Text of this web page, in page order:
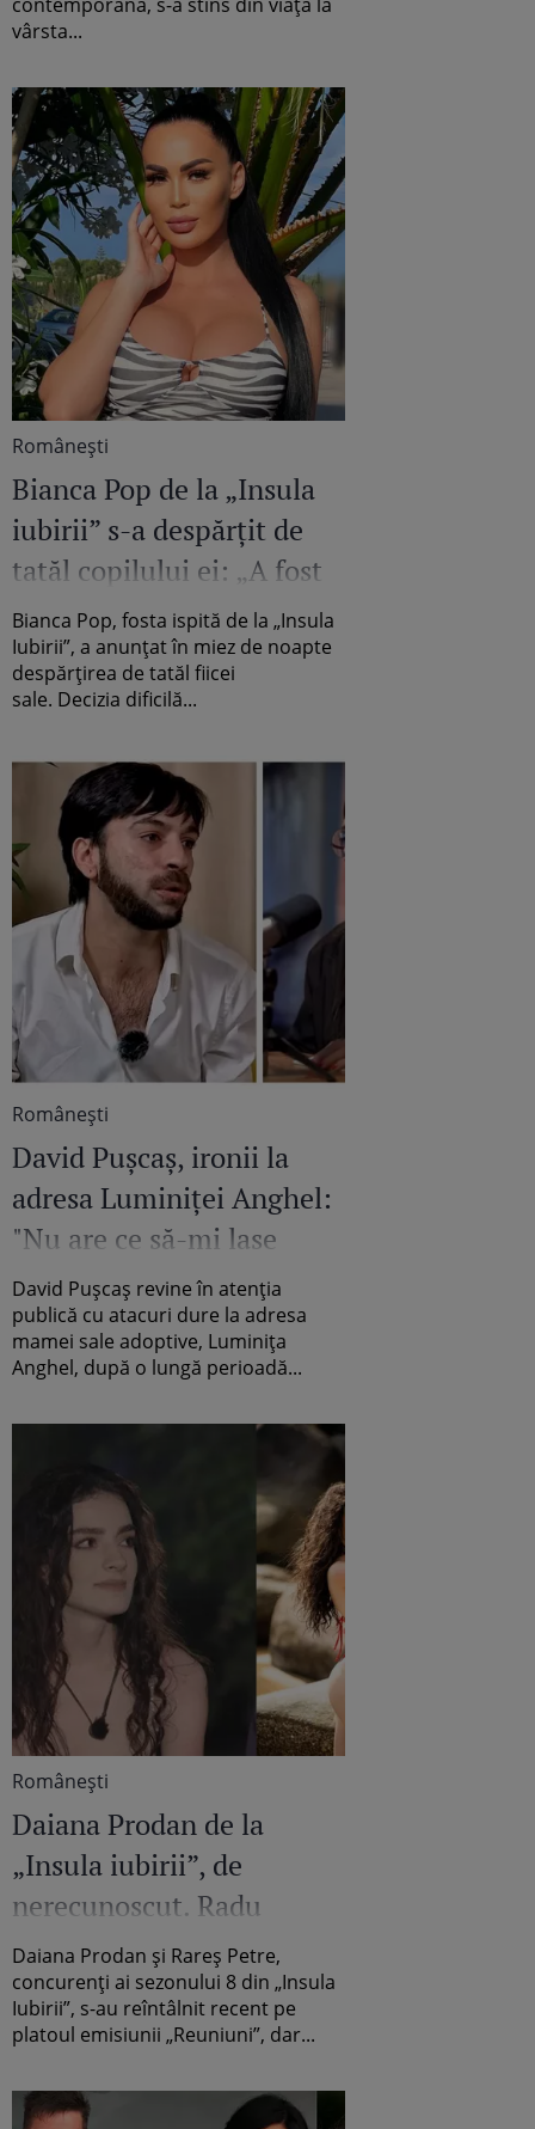
vârsta...
Româneşti
Bianca Pop de la „Insula
iubirii” s-a despărțit de
tatăl copilului ei: „A fost
o decizie deloc ușoară”
Bianca Pop, fosta ispită de la „Insula
Iubirii”, a anunțat în miez de noapte
despărțirea de tatăl fiicei
sale. Decizia dificilă...
Româneşti
David Pușcaș, ironii la
adresa Luminiței Anghel:
"Nu are ce să-mi lase
mama, ce să-mi lase?
Rochiile ei de scenă?"
David Pușcaș revine în atenția
publică cu atacuri dure la adresa
mamei sale adoptive, Luminița
Anghel, după o lungă perioadă...
Româneşti
Daiana Prodan de la
„Insula iubirii”, de
nerecunoscut. Radu
Vâlcan, uimit de
schimbarea fostei
concurente: „WOW!”
Daiana Prodan și Rareș Petre,
concurenți ai sezonului 8 din „Insula
Iubirii”, s-au reîntâlnit recent pe
platoul emisiunii „Reuniuni”, dar...